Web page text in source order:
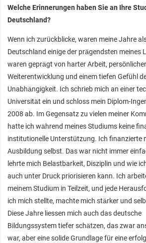
Welche Erinnerungen haben Sie an Ihre
Deutschland?
Wenn ich zurückblicke, waren meine Jahre
Deutschland einige der prägendsten meines
waren geprägt von harter Arbeit, persönlicher
Weiterentwicklung und einem tiefen Gefühl
Unabhängigkeit. Ich schrieb mich an einer
Universität ein und schloss mein Diplom-
2008 ab. Im Gegensatz zu vielen meiner
hatte ich während meines Studiums keine
institutionelle Unterstützung. Ich finanzierte
Ausbildung selbst. Das war nicht immer
lehrte mich Belastbarkeit, Disziplin und wie
auch unter Druck priorisieren kann. Ich
meinem Studium in Teilzeit, und jede
ich mich stellte, machte mich stärker und
Diese Jahre liessen mich auch das deutsche
Bildungssystem tiefer schätzen, das zwar
war, aber eine solide Grundlage für eine